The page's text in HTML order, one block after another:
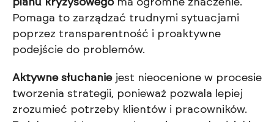
planu kryzysowegoma ogromne znaczenie.
Pomaga to zarządzać trudnymi sytuacjami
poprzez transparentność i proaktywne
podejście do problemów.
Aktywne słuchaniejest nieocenione w procesie
tworzenia strategii, ponieważ pozwala lepiej
zrozumieć potrzeby klientów i pracowników.